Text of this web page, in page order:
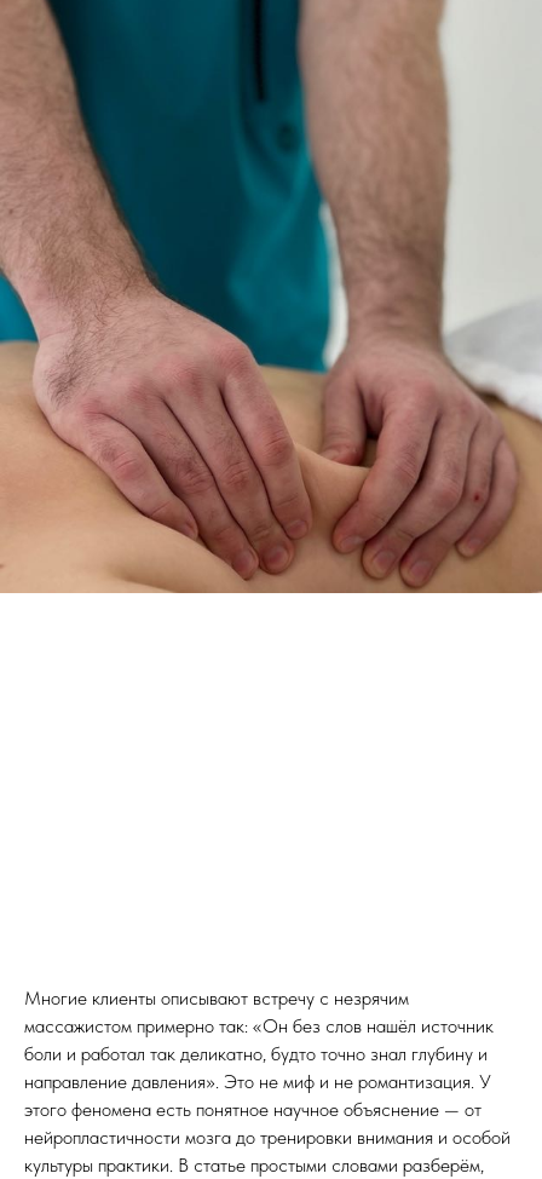
Многие клиенты описывают встречу с незрячим
массажистом примерно так: «Он без слов нашёл источник
боли и работал так деликатно, будто точно знал глубину и
направление давления». Это не миф и не романтизация. У
этого феномена есть понятное научное объяснение — от
нейропластичности мозга до тренировки внимания и особой
культуры практики. В статье простыми словами разберём,